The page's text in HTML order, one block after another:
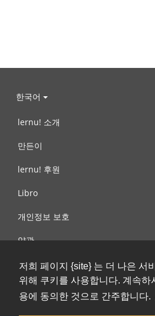
저희 페이지 {site} 는 더 나은 서
위해 쿠키를 사용합니다. 계속하
용에 동의한 것으로 간주합니다.
한국어
lernu! 소개
만든이
lernu! 후원
Libro
개인정보 보호
약관
제안, 문의